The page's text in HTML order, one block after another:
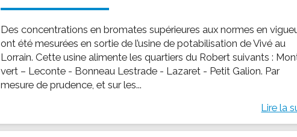
Des concentrations en bromates supérieures aux normes en
ont été mesurées en sortie de l’usine de potabilisation de Vivé au
Lorrain. Cette usine alimente les quartiers du Robert suivants :
vert – Leconte - Bonneau Lestrade - Lazaret - Petit Galion. Par
mesure de prudence, et sur les...
Lire la